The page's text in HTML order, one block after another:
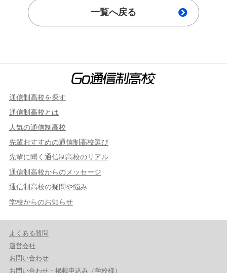
一覧へ戻る
通信制高校を探す
通信制高校とは
人気の通信制高校
先輩おすすめの通信制高校選び
先輩に聞く通信制高校のリアル
通信制高校からのメッセージ
通信制高校の疑問や悩み
学校からのお知らせ
よくある質問
運営会社
お問い合わせ
お問い合わせ・掲載申込み（学校様）